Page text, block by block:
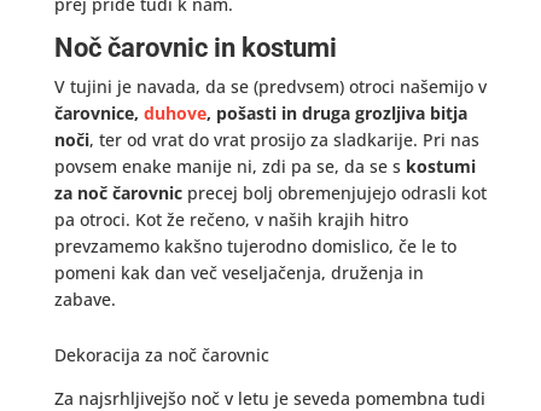
Noč čarovnic in kostumi
V tujini je navada, da se (predvsem) otroci našemijo v
čarovnice, duhove, pošasti in druga grozljiva bitja
noči, ter od vrat do vrat prosijo za sladkarije. Pri nas
povsem enake manije ni, zdi pa se, da se s kostumi
za noč čarovnicprecej bolj obremenjujejo odrasli kot
pa otroci. Kot že rečeno, v naših krajih hitro
prevzamemo kakšno tujerodno domislico, če le to
pomeni kak dan več veseljačenja, druženja in
zabave.
Dekoracija za noč čarovnic
Za najsrhljivejšo noč v letu je seveda pomembna tudi